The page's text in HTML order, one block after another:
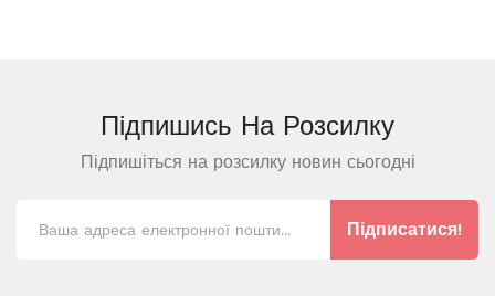
Підпишись На Розсилку
Підпишіться на розсилку новин сьогодні
Підписатися!